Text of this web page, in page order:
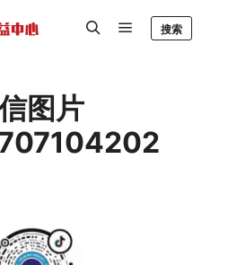
搜索
图片